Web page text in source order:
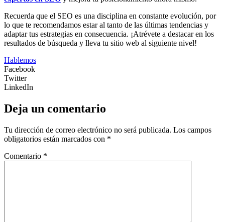
Recuerda que el SEO es una disciplina en constante evolución, por
lo que te recomendamos estar al tanto de las últimas tendencias y
adaptar tus estrategias en consecuencia. ¡Atrévete a destacar en los
resultados de búsqueda y lleva tu sitio web al siguiente nivel!
Hablemos
Facebook
Twitter
LinkedIn
Deja un comentario
Tu dirección de correo electrónico no será publicada. Los campos
obligatorios están marcados con *
Comentario *